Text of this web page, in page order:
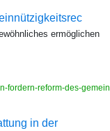
ermöglichen
fordern-reform-des-
in der